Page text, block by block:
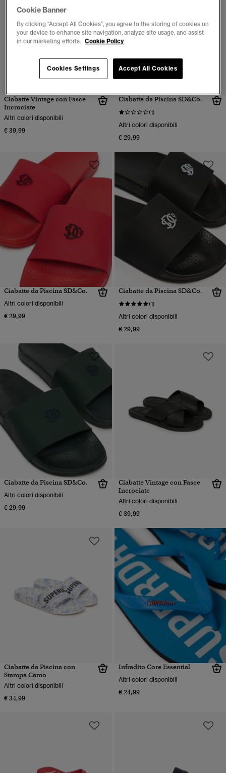
Ciabatte Vintage con Fasce
Incrociate
Altri colori disponibili
€ 39,99
Ciabatte da Piscina SD&Co.
(1)
Altri colori disponibili
€ 29,99
Ciabatte da Piscina SD&Co.
Altri colori disponibili
€ 29,99
Ciabatte da Piscina SD&Co.
(1)
Altri colori disponibili
€ 29,99
Ciabatte da Piscina SD&Co.
Altri colori disponibili
€ 29,99
Ciabatte Vintage con Fasce
Incrociate
Altri colori disponibili
€ 39,99
Ciabatte da Piscina con
Stampa Camo
Altri colori disponibili
€ 34,99
Infradito Core Essential
Altri colori disponibili
€ 24,99
Cookie Banner
By clicking “Accept All Cookies”, you agree to the storing of cookies on
your device to enhance site navigation, analyze site usage, and assist
in our marketing efforts. Cookie Policy
Cookies Settings Accept All Cookies